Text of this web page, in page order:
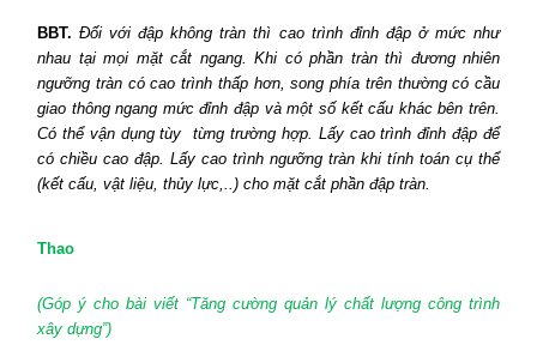
BBT.Đối với đập không tràn thì cao trình đỉnh đập ở mức như
nhau tại mọi mặt cắt ngang. Khi có phần tràn thì đương nhiên
ngưỡng tràn có cao trình thấp hơn, song phía trên thường có cầu
giao thông ngang mức đỉnh đập và một số kết cấu khác bên trên.
Có thể vận dụng tùy
từng trường hợp. Lấy cao trình đỉnh đập để
có chiều cao đập. Lấy cao trình ngưỡng tràn khi tính toán cụ thể
(kết cấu, vật liệu, thủy lực,..) cho mặt cắt phần đập tràn.
Thao
(Góp ý cho bài viết “Tăng cường quản lý chất lượng công trình
xây dựng”)